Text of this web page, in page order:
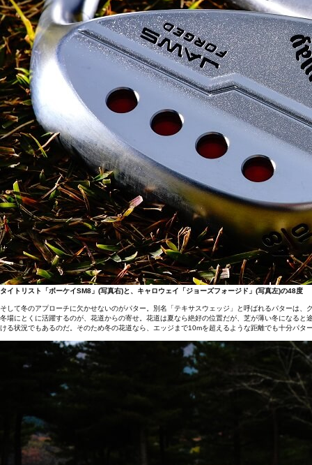
タイトリスト「ボーケイSM8」(写真右)と、キャロウェイ「ジョーズフォージド」(写真左)の48度
そして冬のアプローチに欠かせないのがパター。別名「テキサスウェッジ」と呼ばれるパターは
冬場にとくに活躍するのが、花道からの寄せ。花道は夏なら絶好の位置だが、芝が薄い冬になる
ける状況でもあるのだ。そのため冬の花道なら、エッジまで10mを超えるような距離でも十分パタ